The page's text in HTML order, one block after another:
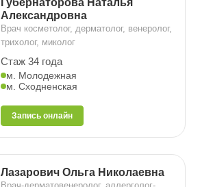
Губернаторова Наталья
Александровна
Врач косметолог, дерматолог, венеролог,
трихолог, миколог
Стаж 34 года
м. Молодежная
м. Сходненская
Запись онлайн
Лазарович Ольга Николаевна